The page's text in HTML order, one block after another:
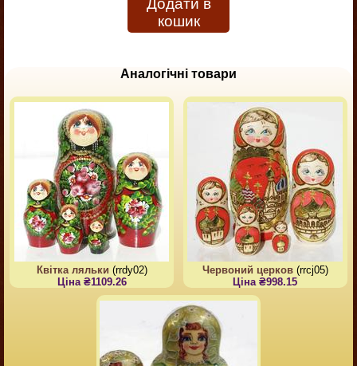
Додати в
кошик
Аналогічні товари
Квітка ляльки (rrdy02)
Ціна ₴1109.26
Червоний церков(rrcj05)
Ціна ₴998.15